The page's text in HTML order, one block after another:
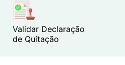
Validar Declaração
de Quítação